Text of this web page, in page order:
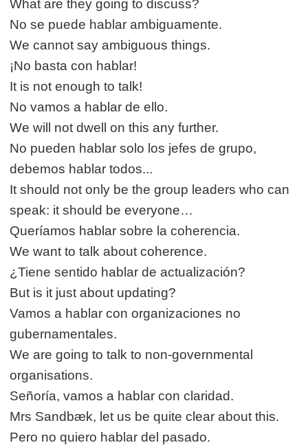
What are they going to discuss?
No se puede hablar ambiguamente.
We cannot say ambiguous things.
¡No basta con hablar!
It is not enough to talk!
No vamos a hablar de ello.
We will not dwell on this any further.
No pueden hablar solo los jefes de grupo,
debemos hablar todos...
It should not only be the group leaders who can
speak: it should be everyone…
Queríamos hablar sobre la coherencia.
We want to talk about coherence.
¿Tiene sentido hablar de actualización?
But is it just about updating?
Vamos a hablar con organizaciones no
gubernamentales.
We are going to talk to non-governmental
organisations.
Señoría, vamos a hablar con claridad.
Mrs Sandbæk, let us be quite clear about this.
Pero no quiero hablar del pasado.